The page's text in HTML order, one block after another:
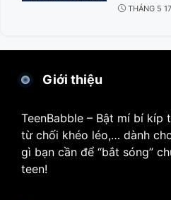
THÁNG 5
Giới thiệu
TeenBabble – Bật mí bí kíp
từ chối khéo léo,… dành
gì bạn cần để “bắt sóng”
teen!